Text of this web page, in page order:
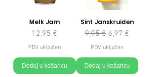
Melk Jam
Cijena
12,95 €
PDV uključen
Dodaj u košaricu
Sint Janskruiden
Redovna cijena
9,95 € Cijena s
6,97 €
PDV uključen
Dodaj u košaricu